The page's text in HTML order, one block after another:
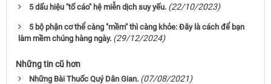
5 dấu hiệu "tố cáo" hệ miễn dịch suy yếu. (22/10/2023)
5 bộ phận cơ thể càng "mềm" thì càng khỏe: Đây là cách để bạn
làm mềm chúng hàng ngày. (29/12/2024)
Những tin cũ hơn
Những Bài Thuốc Quý Dân Gian. (07/08/2021)